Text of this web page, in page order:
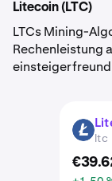
Litecoin (LTC)
LTCs Mining-
Rechenleistung
LTC
ltc
€39.